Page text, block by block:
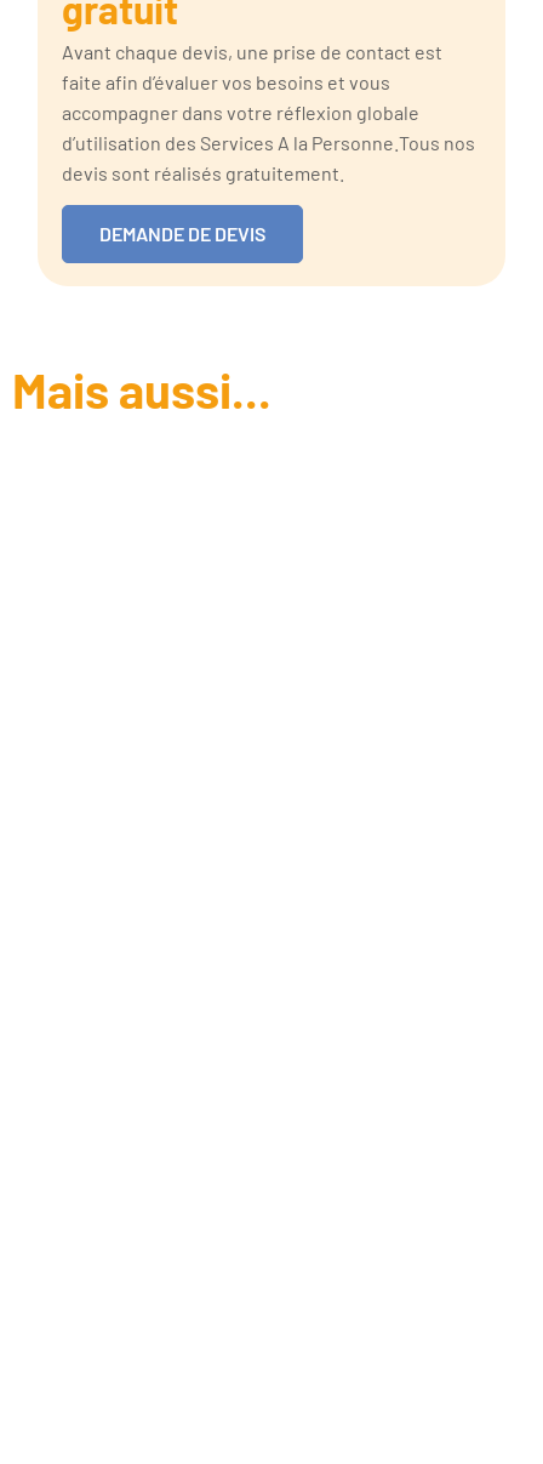
Avant chaque devis, une prise de contact est
faite afin d’évaluer vos besoins et vous
accompagner dans votre réflexion globale
d’utilisation des Services A la Personne.Tous nos
devis sont réalisés gratuitement.
DEMANDE DE DEVIS
Mais aussi...